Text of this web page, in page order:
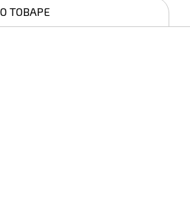
О ТОВАРЕ
5ms/300cd/HDMI/DP/